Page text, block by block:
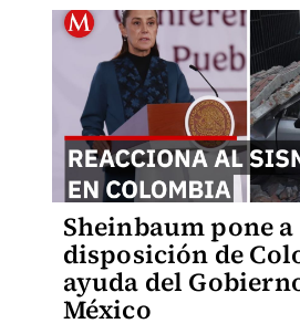
Sheinbaum pone a
disposición de
ayuda del
México